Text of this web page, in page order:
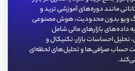
مانند دوره‌های آموزشی ترید و
ویو بدون محدودیت، هوش مصنوعی
داده‌‌های بازارهای مالی شامل
تحلیل احساسات بازار، تکنیکال و
حساب صرافی‌ها و تحلیل‌های لحظه‌ای